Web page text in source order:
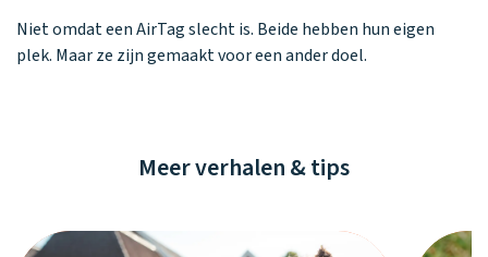
Niet omdat een AirTag slecht is. Beide hebben hun eigen
plek. Maar ze zijn gemaakt voor een ander doel.
Meer verhalen & tips